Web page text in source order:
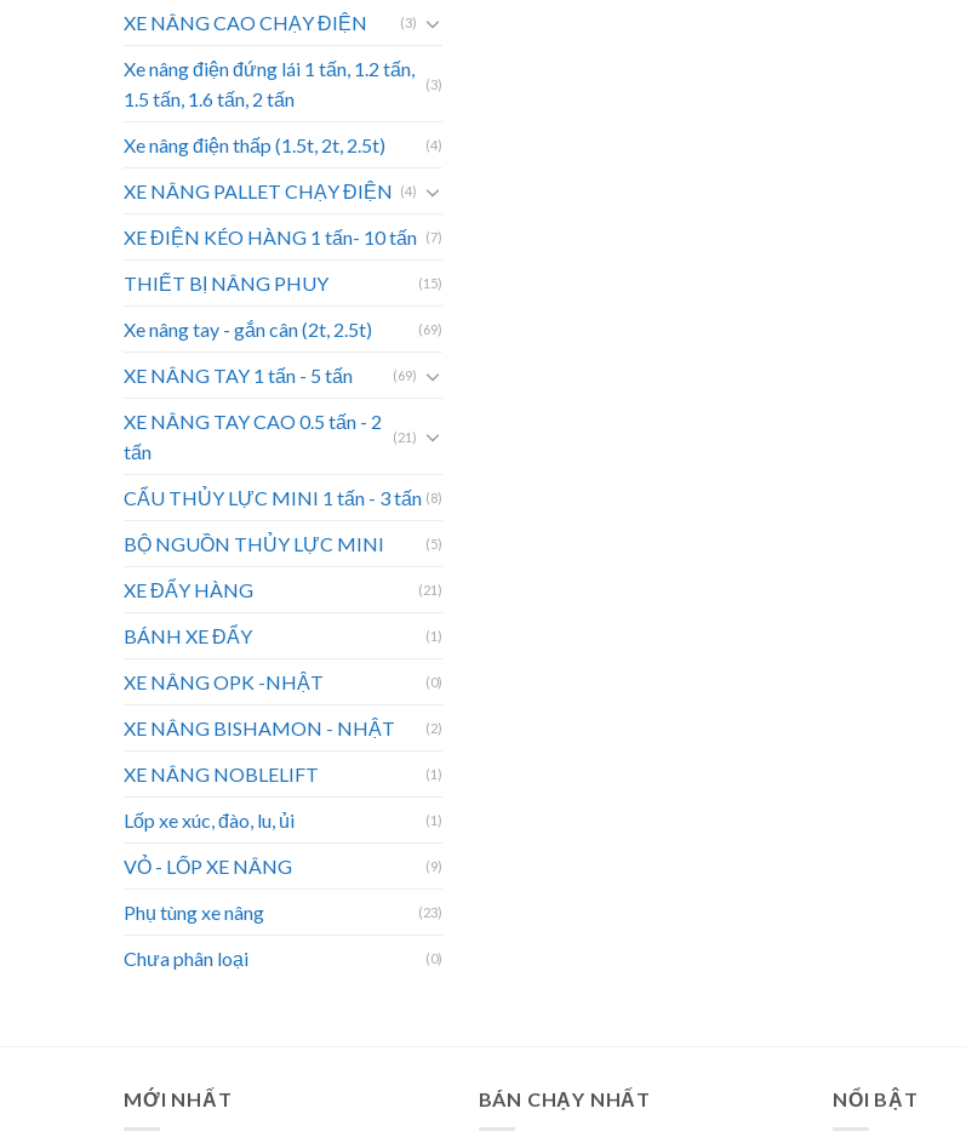
XE NÂNG CAO CHẠY ĐIỆN (3)
Xe nâng điện đứng lái 1 tấn, 1.2 tấn,
1.5 tấn, 1.6 tấn, 2 tấn
(3)
Xe nâng điện thấp (1.5t, 2t, 2.5t) (4)
XE NÂNG PALLET CHẠY ĐIỆN (4)
XE ĐIỆN KÉO HÀNG 1 tấn- 10 tấn (7)
THIẾT BỊ NÂNG PHUY (15)
Xe nâng tay - gắn cân (2t, 2.5t) (69)
XE NÂNG TAY 1 tấn - 5 tấn (69)
XE NÂNG TAY CAO 0.5 tấn - 2
tấn
(21)
CẨU THỦY LỰC MINI 1 tấn - 3 tấn (8)
BỘ NGUỒN THỦY LỰC MINI (5)
XE ĐẨY HÀNG (21)
BÁNH XE ĐẨY (1)
XE NÂNG OPK -NHẬT (0)
XE NÂNG BISHAMON - NHẬT (2)
XE NÂNG NOBLELIFT (1)
Lốp xe xúc, đào, lu, ủi (1)
VỎ - LỐP XE NÂNG (9)
Phụ tùng xe nâng (23)
Chưa phân loại (0)
MỚI NHẤT BÁN CHẠY NHẤT NỔI BẬT